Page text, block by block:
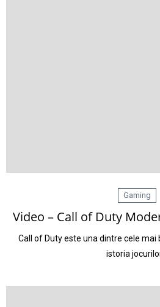
Gaming
Video – Call of Duty
Call of Duty este una dintre cele
istoria